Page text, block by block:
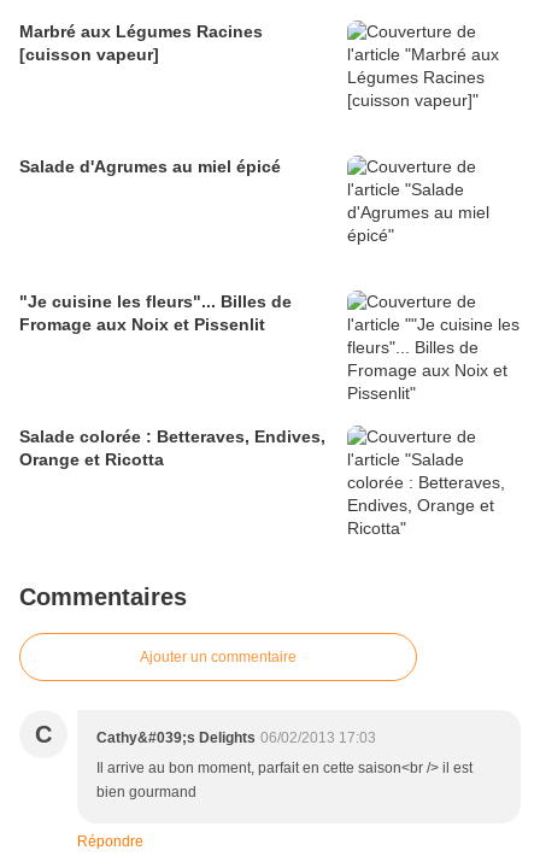
Marbré aux Légumes Racines
[cuisson vapeur]
Salade d'Agrumes au miel épicé
"Je cuisine les fleurs"... Billes de
Fromage aux Noix et Pissenlit
Salade colorée : Betteraves, Endives,
Orange et Ricotta
Commentaires
Ajouter un commentaire
C Cathy&#039;s Delights 06/02/2013 17:03
Il arrive au bon moment, parfait en cette saison<br /> il est
bien gourmand
Répondre